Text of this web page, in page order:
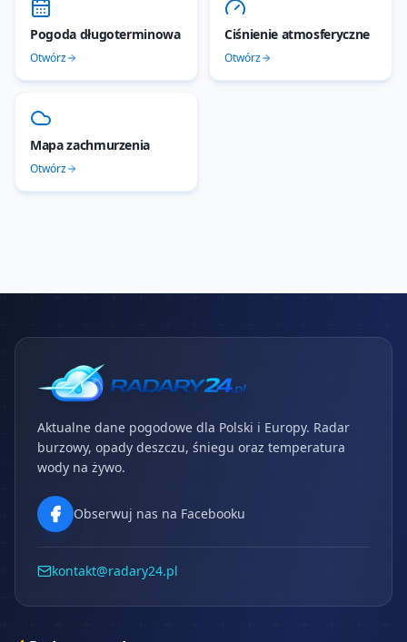
Pogoda długoterminowa
Otwórz
Ciśnienie atmosferyczne
Otwórz
Mapa zachmurzenia
Otwórz
Aktualne dane pogodowe dla Polski i Europy. Radar
burzowy, opady deszczu, śniegu oraz temperatura
wody na żywo.
Obserwuj nas na Facebooku
kontakt@radary24.pl